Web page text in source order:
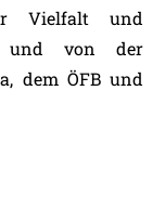
Vielfalt und
und von der
dem ÖFB und